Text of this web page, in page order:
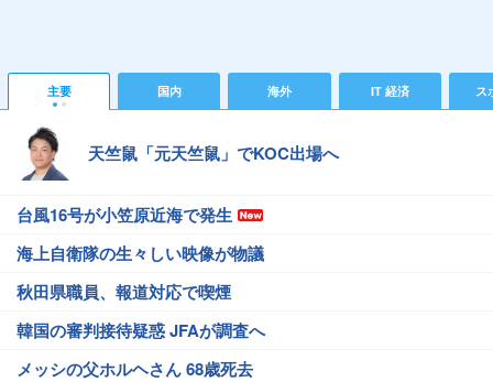
主要 国内 海外 IT 経済 ス
天竺鼠「元天竺鼠」でKOC出場へ
台風16号が小笠原近海で発生
海上自衛隊の生々しい映像が物議
秋田県職員、報道対応で喫煙
韓国の審判接待疑惑 JFAが調査へ
メッシの父ホルヘさん 68歳死去